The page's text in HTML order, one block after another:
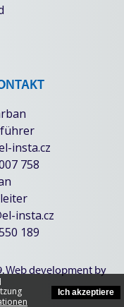
Ich akzeptiere
insta.cz
758
insta.cz
189
Web development by